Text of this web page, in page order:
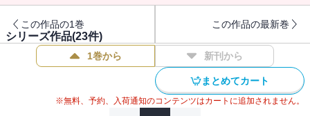
この作品の1巻 この作品の最新巻
シリーズ作品(23件)
1巻から 新刊から
まとめてカート
※無料、予約、入荷通知のコンテンツはカートに追加されません。